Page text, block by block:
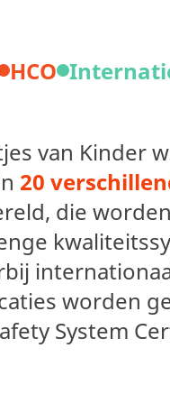
HCO
van Kinder
20
die
worden
System